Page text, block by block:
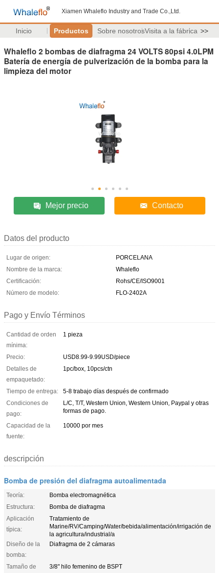
Xiamen Whaleflo Industry and Trade Co.,Ltd.
Inicio Productos Sobre nosotrosVisita a la fábrica >>
Whaleflo 2 bombas de diafragma 24 VOLTS 80psi 4.0LPM
Batería de energía de pulverización de la bomba para la
limpieza del motor
Mejor precio Contacto
Datos del producto
Lugar de origen:
PORCELANA
Nombre de la marca:
Whaleflo
Certificación:
Rohs/CE/ISO9001
Número de modelo:
FLO-2402A
Pago y Envío Términos
Cantidad de orden
mínima:
1 pieza
Precio:
USD8.99-9.99USD/piece
Detalles de
empaquetado:
1pc/box, 10pcs/ctn
Tiempo de entrega:
5-8 trabajo días después de confirmado
Condiciones de
pago:
L/C, T/T, Western Union, Western Union, Paypal y otras
formas de pago.
Capacidad de la
fuente:
10000 por mes
descripción
Bomba de presión del diafragma autoalimentada
Teoría:
Bomba electromagnética
Estructura:
Bomba de diafragma
Aplicación
típica:
Tratamiento de
Marine/RV/Camping/Water/bebida/alimentación/irrigación de
la agricultura/industrial/a
Diseño de la
bomba:
Diafragma de 2 cámaras
Tamaño de
3/8" hilo femenino de BSPT